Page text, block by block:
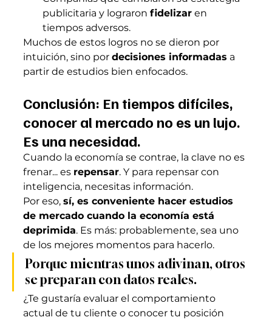
publicitaria y lograron fidelizar en
tiempos adversos.
Muchos de estos logros no se dieron por
intuición, sino por decisiones informadas a
partir de estudios bien enfocados.
Conclusión: En tiempos difíciles,
conocer al mercado no es un lujo.
Es una necesidad.
Cuando la economía se contrae, la clave no es
frenar... es repensar. Y para repensar con
inteligencia, necesitas información.
Por eso, sí, es conveniente hacer estudios
de mercado cuando la economía está
deprimida. Es más: probablemente, sea uno
de los mejores momentos para hacerlo.
Porque mientras unos adivinan, otros
se preparan con datos reales.
¿Te gustaría evaluar el comportamiento
actual de tu cliente o conocer tu posición